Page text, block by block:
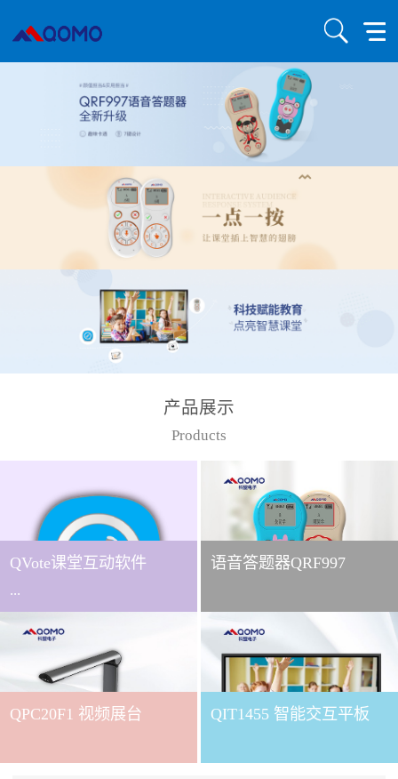
产品展示
Products
QVote课堂互动软件
...
下载QVote授课软件课堂互
动的质量直接影响教学效
果与学生参与度。作为
打造的互动授课软件，
语音答题器QRF997
QPC20F1 视频展台 QIT1455 智能交互平板